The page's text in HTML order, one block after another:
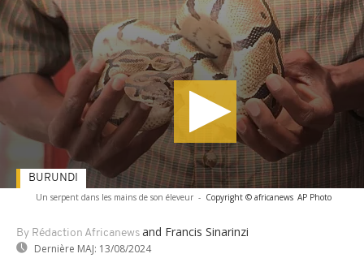
Un serpent dans les mains de son éleveur - Copyright © africanews AP Photo
By Rédaction Africanews and Francis Sinarinzi
Dernière MAJ: 13/08/2024
BURUNDI